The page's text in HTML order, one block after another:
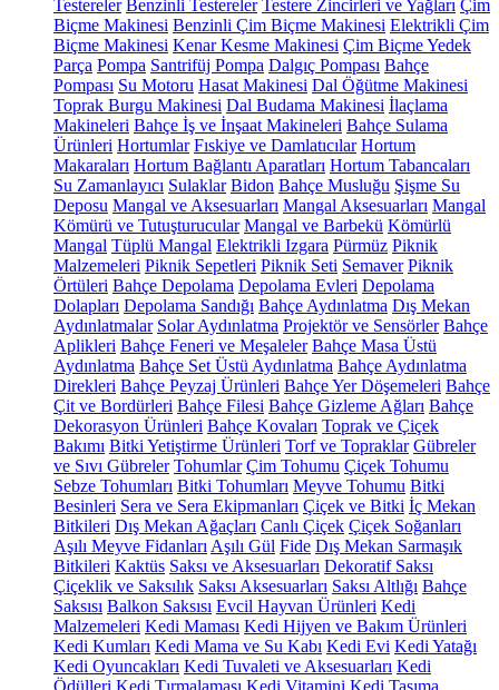
Testereler Benzinli Testereler Testere Zincirleri ve Yağları Çim
Biçme Makinesi Benzinli Çim Biçme Makinesi Elektrikli Çim
Biçme Makinesi Kenar Kesme Makinesi Çim Biçme Yedek
Parça Pompa Santrifüj Pompa Dalgıç Pompası Bahçe
Pompası Su Motoru Hasat Makinesi Dal Öğütme Makinesi
Toprak Burgu Makinesi Dal Budama Makinesi İlaçlama
Makineleri Bahçe İş ve İnşaat Makineleri Bahçe Sulama
Ürünleri Hortumlar Fıskiye ve Damlatıcılar Hortum
Makaraları Hortum Bağlantı Aparatları Hortum Tabancaları
Su Zamanlayıcı Sulaklar Bidon Bahçe Musluğu Şişme Su
Deposu Mangal ve Aksesuarları Mangal Aksesuarları Mangal
Kömürü ve Tutuşturucular Mangal ve Barbekü Kömürlü
Mangal Tüplü Mangal Elektrikli Izgara Pürmüz Piknik
Malzemeleri Piknik Sepetleri Piknik Seti Semaver Piknik
Örtüleri Bahçe Depolama Depolama Evleri Depolama
Dolapları Depolama Sandığı Bahçe Aydınlatma Dış Mekan
Aydınlatmalar Solar Aydınlatma Projektör ve Sensörler Bahçe
Aplikleri Bahçe Feneri ve Meşaleler Bahçe Masa Üstü
Aydınlatma Bahçe Set Üstü Aydınlatma Bahçe Aydınlatma
Direkleri Bahçe Peyzaj Ürünleri Bahçe Yer Döşemeleri Bahçe
Çit ve Bordürleri Bahçe Filesi Bahçe Gizleme Ağları Bahçe
Dekorasyon Ürünleri Bahçe Kovaları Toprak ve Çiçek
Bakımı Bitki Yetiştirme Ürünleri Torf ve Topraklar Gübreler
ve Sıvı Gübreler Tohumlar Çim Tohumu Çiçek Tohumu
Sebze Tohumları Bitki Tohumları Meyve Tohumu Bitki
Besinleri Sera ve Sera Ekipmanları Çiçek ve Bitki İç Mekan
Bitkileri Dış Mekan Ağaçları Canlı Çiçek Çiçek Soğanları
Aşılı Meyve Fidanları Aşılı Gül Fide Dış Mekan Sarmaşık
Bitkileri Kaktüs Saksı ve Aksesuarları Dekoratif Saksı
Çiçeklik ve Saksılık Saksı Aksesuarları Saksı Altlığı Bahçe
Saksısı Balkon Saksısı Evcil Hayvan Ürünleri Kedi
Malzemeleri Kedi Maması Kedi Hijyen ve Bakım Ürünleri
Kedi Kumları Kedi Mama ve Su Kabı Kedi Evi Kedi Yatağı
Kedi Oyuncakları Kedi Tuvaleti ve Aksesuarları Kedi
Ödülleri Kedi Tırmalaması Kedi Vitamini Kedi Taşıma